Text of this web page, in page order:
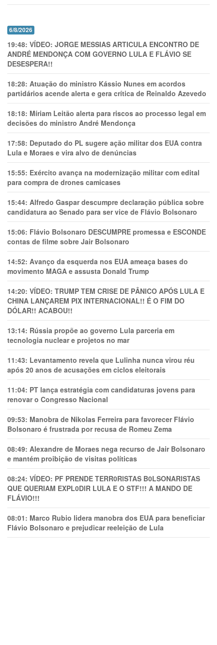
6/8/2026
19:48: VÍDEO: JORGE MESSIAS ARTICULA ENCONTRO DE
ANDRÉ MENDONÇA COM GOVERNO LULA E FLÁVIO SE
DESESPERA!!
18:28: Atuação do ministro Kássio Nunes em acordos
partidários acende alerta e gera crítica de Reinaldo Azevedo
18:18: Míriam Leitão alerta para riscos ao processo legal em
decisões do ministro André Mendonça
17:58: Deputado do PL sugere ação militar dos EUA contra
Lula e Moraes e vira alvo de denúncias
15:55: Exército avança na modernização militar com edital
para compra de drones camicases
15:44: Alfredo Gaspar descumpre declaração pública sobre
candidatura ao Senado para ser vice de Flávio Bolsonaro
15:06: Flávio Bolsonaro DESCUMPRE promessa e ESCONDE
contas de filme sobre Jair Bolsonaro
14:52: Avanço da esquerda nos EUA ameaça bases do
movimento MAGA e assusta Donald Trump
14:20: VÍDEO: TRUMP TEM CRlSE DE PÂNlCO APÓS LULA E
CHINA LANÇAREM PIX INTERNACIONAL!! É O FIM DO
DÓLAR!! ACABOU!!
13:14: Rússia propõe ao governo Lula parceria em
tecnologia nuclear e projetos no mar
11:43: Levantamento revela que Lulinha nunca virou réu
após 20 anos de acusações em ciclos eleitorais
11:04: PT lança estratégia com candidaturas jovens para
renovar o Congresso Nacional
09:53: Manobra de Nikolas Ferreira para favorecer Flávio
Bolsonaro é frustrada por recusa de Romeu Zema
08:49: Alexandre de Moraes nega recurso de Jair Bolsonaro
e mantém proibição de visitas políticas
08:24: VÍDEO: PF PRENDE TERR0RlSTAS B0LSONARlSTAS
QUE QUERIAM EXPL0DlR LULA E O STF!!! A MANDO DE
FLÁVIO!!!
08:01: Marco Rubio lidera manobra dos EUA para beneficiar
Flávio Bolsonaro e prejudicar reeleição de Lula